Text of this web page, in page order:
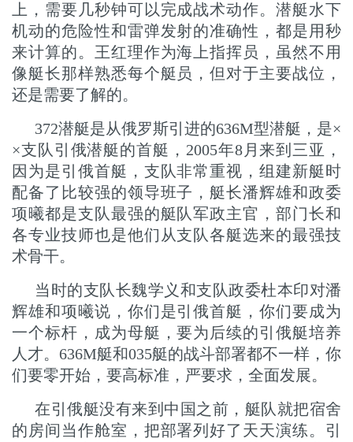
上，需要几秒钟可以完成战术动作。潜艇水下
机动的危险性和雷弹发射的准确性，都是用秒
来计算的。王红理作为海上指挥员，虽然不用
像艇长那样熟悉每个艇员，但对于主要战位，
还是需要了解的。
372潜艇是从俄罗斯引进的636M型潜艇，是×
×支队引俄潜艇的首艇，2005年8月来到三亚，
因为是引俄首艇，支队非常重视，组建新艇时
配备了比较强的领导班子，艇长潘辉雄和政委
项曦都是支队最强的艇队军政主官，部门长和
各专业技师也是他们从支队各艇选来的最强技
术骨干。
当时的支队长魏学义和支队政委杜本印对潘
辉雄和项曦说，你们是引俄首艇，你们要成为
一个标杆，成为母艇，要为后续的引俄艇培养
人才。636M艇和035艇的战斗部署都不一样，你
们要零开始，要高标准，严要求，全面发展。
在引俄艇没有来到中国之前，艇队就把宿舍
的房间当作舱室，把部署列好了天天演练。引